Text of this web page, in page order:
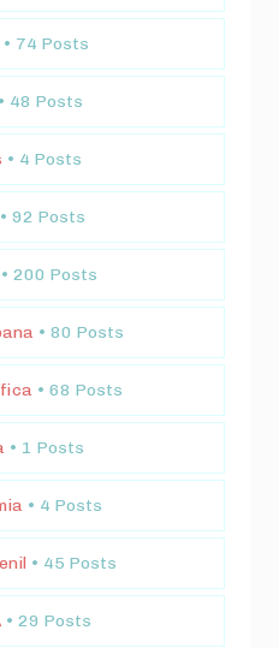
• 74 Posts
• 48 Posts
• 4 Posts
• 92 Posts
• 200 Posts
• 80 Posts
• 68 Posts
• 1 Posts
• 4 Posts
• 45 Posts
• 29 Posts